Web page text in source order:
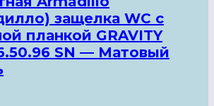
защелка WC с
планкой GRAVITY
SN — Матовый